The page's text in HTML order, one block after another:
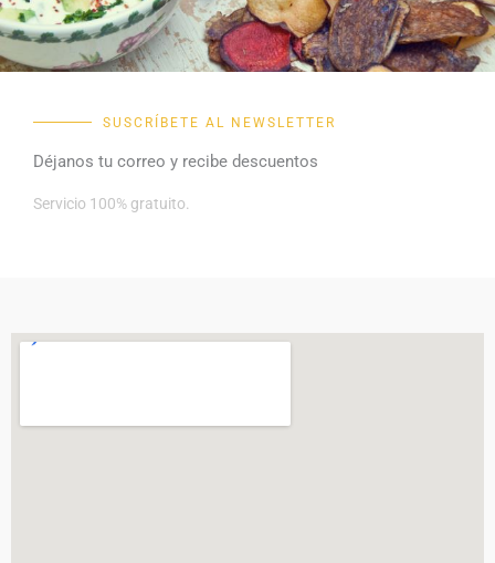
SUSCRÍBETE AL NEWSLETTER
Déjanos tu correo y recibe descuentos
Servicio 100% gratuito.